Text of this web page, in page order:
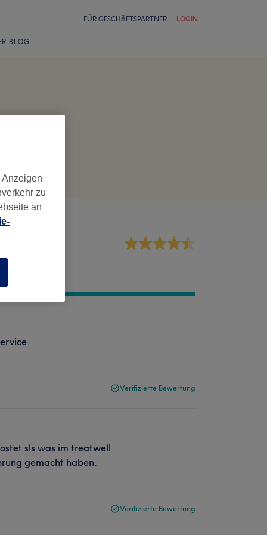
FÜR GESCHÄFTSPARTNER LOGIN
BLOG
Verifizierte Bewertung
sls was im treatwell
gemacht haben.
Verifizierte Bewertung
zu
an